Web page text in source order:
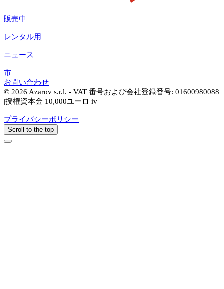
販売中
レンタル用
ニュース
市
お問い合わせ
© 2026 Azarov s.r.l. - VAT 番号および会社登録番号: 01600980088
|授権資本金 10,000ユーロ iv
プライバシーポリシー
Scroll to the top